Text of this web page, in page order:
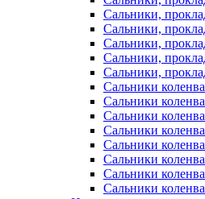
Сальники,
Сальники,
Сальники,
Сальники,
Сальники,
Сальники
Сальники
Сальники
Сальники
Сальники
Сальники
Сальники
Сальники